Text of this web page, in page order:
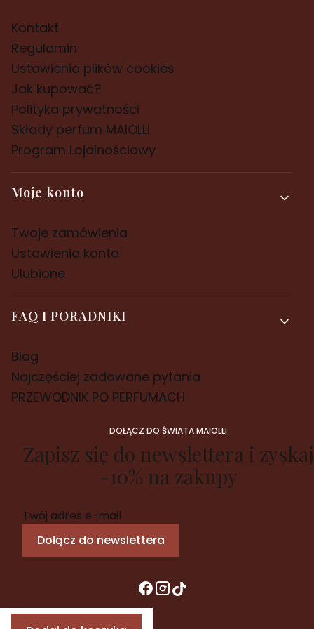
Kontakt
Regulamin
Ustawienia plików cookies
Jak kupować?
Polityka prywatności
Składy perfum MAIOLLI
Program Lojalnościowy
Moje konto
Twoje zamówienia
Ustawienia konta
Ulubione
FAQ I PORADNIKI
Blog
Najczęściej zadawane pytania
PRZEWODNIK PO PERFUMACH
DOŁĄCZ DO ŚWIATA MAIOLLI
Zapisz się do newslettera i zyskaj
-10% na zakupy
Twój adres e-mail
Dołącz do newslettera